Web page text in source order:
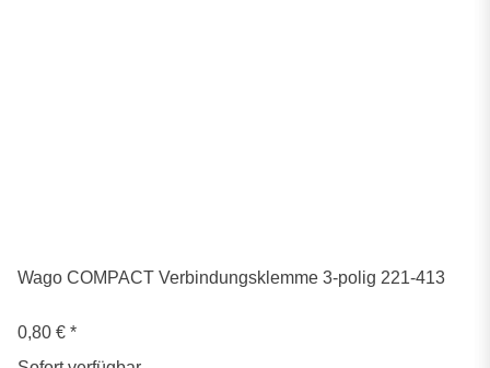
Wago COMPACT Verbindungsklemme 3-polig 221-413
0,80 € *